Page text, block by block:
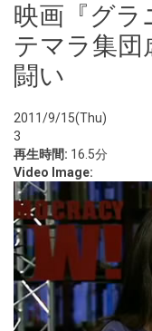
映画『グラ
テマラ集団
闘い
2011/9/15(Thu)
3
再生時間: 16.5分
Video Image: